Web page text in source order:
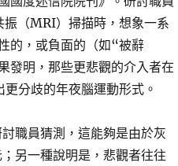
（MRI）掃描時，想象一系
，或負面的（如“被辭
發明，那些更悲觀的介入者在
分歧的年夜腦運動形式。
職員猜測，這能夠是由於灰
另一種說明是，悲觀者往往